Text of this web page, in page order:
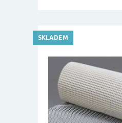
SKLADEM